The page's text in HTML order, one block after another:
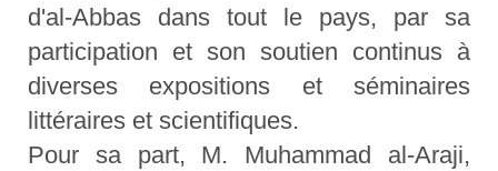
d'al-Abbas dans tout le pays, par sa
participation et son soutien continus à
diverses expositions et séminaires
littéraires et scientifiques.
Pour sa part, M. Muhammad al-Araji,